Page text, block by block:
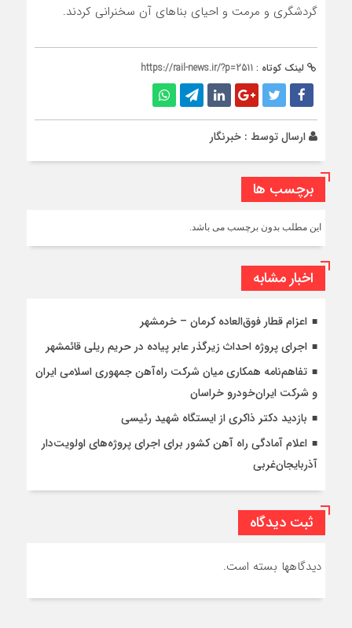
گردشگری و مرمت و احیای بناهای آن سخنرانی کردند.
لینک کوتاه : https://rail-news.ir/?p=2511
ارسال توسط : خبرنگار
برچسب ها
این مطلب بدون برچسب می باشد.
اخبار مشابه
اعزام قطار فوق‌العاده کرمان – خرمشهر
اجرای پروژه احداث زیرگذر عابر پیاده در حریم ریلی قائمشهر
تفاهم‌نامه همکاری میان شرکت راه‌آهن جمهوری اسلامی ایران
و شرکت ایران‌خودرو خراسان
بازدید دکتر ذاکری از ایستگاه شهید رئیسی
اعلام آمادگی راه آهن کشور برای اجرای پروژه‌های اولویت‌دار
آذربایجان‌غربی
ثبت دیدگاه
دیدگاهها بسته است.